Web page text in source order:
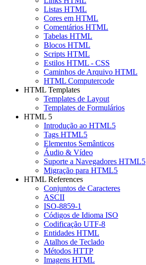
Listas HTML
Cores em HTML
Comentários HTML
Tabelas HTML
Blocos HTML
Scripts HTML
Estilos HTML - CSS
Caminhos de Arquivo HTML
HTML Computercode
HTML Templates
Templates de Layout
Templates de Formulários
HTML 5
Introdução ao HTML5
Tags HTML5
Elementos Semânticos
Áudio & Vídeo
Suporte a Navegadores HTML5
Migração para HTML5
HTML References
Conjuntos de Caracteres
ASCII
ISO-8859-1
Códigos de Idioma ISO
Codificação UTF-8
Entidades HTML
Atalhos de Teclado
Métodos HTTP
Imagens HTML